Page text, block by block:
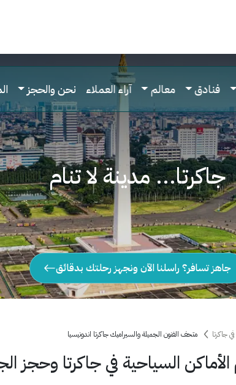
فنادق معالم آراء العملاء نحن والحجز
جاكرتا... مدينة لا تنام
جاهز تسافر؟ راسلنا الآن ونجهز رحلتك بدقائق
جاكرتا متحف الفنون الجميلة والسيراميك جاكرتا اندونيسيا
السياحية في جاكرتا وحجز